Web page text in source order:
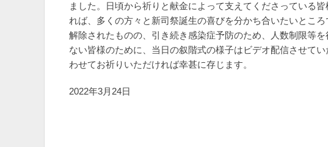
ました。日頃から祈りと献金によって支えてくださっている
れば、多くの方々と新司祭誕生の喜びを分かち合いたいとこ
解除されたものの、引き続き感染症予防のため、人数制限等
ない皆様のために、当日の叙階式の様子はビデオ配信させて
わせてお祈りいただければ幸甚に存じます。
2022年3月24日